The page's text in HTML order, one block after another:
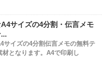
サイズの4分割・伝言メモ
サイズの4分割伝言メモの無料テ
材となります。A4で印刷し